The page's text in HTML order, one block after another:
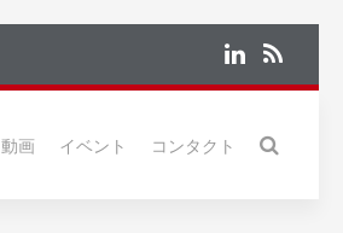
動画 イベント コンタクト